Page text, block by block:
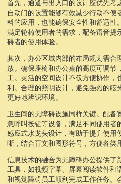
首先，通道与出入口的设计应优先考
自动门的设置能够有效减少行动不便
料的应用，也能确保安全性和舒适性
满足轮椅使用者的需求，配备语音提
碍者的使用体验。
其次，办公区域内部的布局规划需合
放。确保座椅和办公桌的高度可调节
工。灵活的空间设计不仅方便协作，
利。合理的照明设计，避免强烈的眩
更好地辨识环境。
卫生间的无障碍设施同样关键。配备
急呼叫按钮等设备，满足不同使用者
感应式水龙头设计，有助于提升使用
晰，结合盲文和图形符号，方便各类
信息技术的融合为无障碍办公提供了
工具，如视频字幕、屏幕阅读软件和
和视觉障碍员工顺利完成工作任务。